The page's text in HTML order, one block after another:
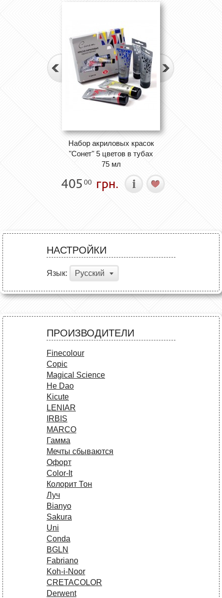
Набор акриловых красок
"Сонет" 5 цветов в тубах
75 мл
405 00 грн.
НАСТРОЙКИ
Язык: Русский
ПРОИЗВОДИТЕЛИ
Finecolour
Copic
Magical Science
He Dao
Kicute
LENIAR
IRBIS
MARCO
Гамма
Мечты сбываются
Офорт
Сolor-It
Колорит Тон
Луч
Bianyo
Sakura
Uni
Conda
BGLN
Fabriano
Koh-i-Noor
CRETACOLOR
Derwent